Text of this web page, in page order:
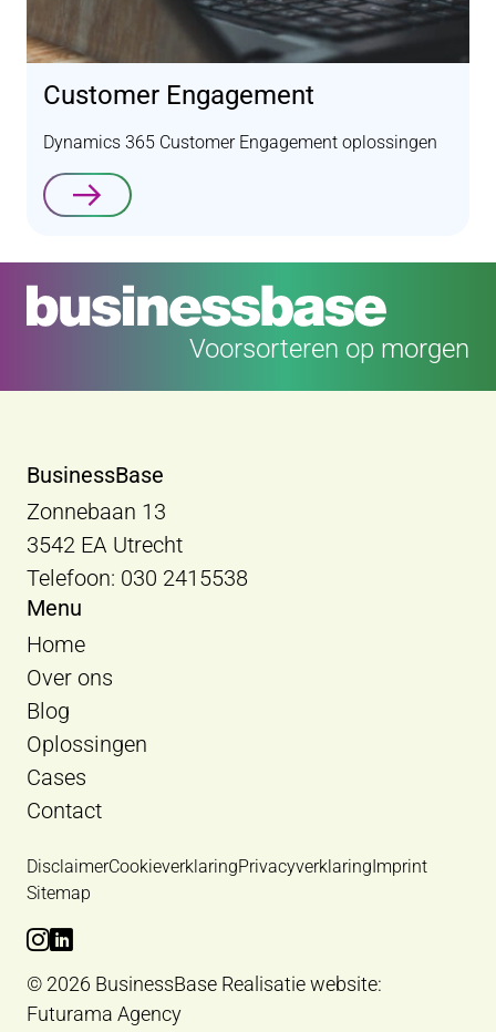
Customer Engagement
Dynamics 365 Customer Engagement oplossingen
Lees verder
Voorsorteren op morgen
BusinessBase
Zonnebaan 13
3542 EA Utrecht
Telefoon: 030 2415538
Menu
Home
Over ons
Blog
Oplossingen
Cases
Contact
DisclaimerCookieverklaringPrivacyverklaring Imprint
Sitemap
Bekijk Instagram van BusinessBase
Bekijk LinkedIn van BusinessBase
© 2026 BusinessBase Realisatie website:
Futurama Agency